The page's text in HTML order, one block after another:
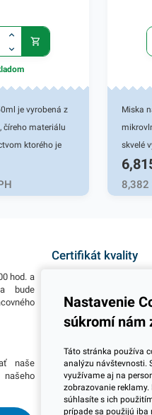
je vyrobená z
číreho materiálu
ktorého je
pri balení
zeleniny
pokrmov. Miska
jedál či ich
je bezpečný a
prostredie.
podobné
zaručene
Miska
skvelé
foody,
piknik
8,382
hod. a
bude
naše
Certifikát kvality
jeden z dôležitých
podnikania.
Potrebujete viac
dlhodobej
skontaktujte sa s
dohodnite si stretnutie
Nastavenie
súkromí nám
Táto stránka používa
analýzu návštevnosti.
využívame aj na
zobrazovanie reklamy.
súhlasíte s ich
prípade sa použijú iba